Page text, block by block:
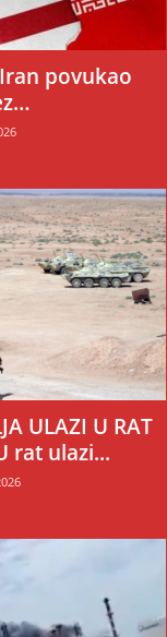
Iran povukao
ULAZI U RAT
rat ulazi...